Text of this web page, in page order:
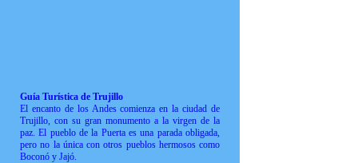
Guía Turística de Trujillo
El encanto de los Andes comienza en la ciudad de
Trujillo, con su gran monumento a la virgen de la
paz. El pueblo de la Puerta es una parada obligada,
pero no la única con otros pueblos hermosos como
Boconó y Jajó.